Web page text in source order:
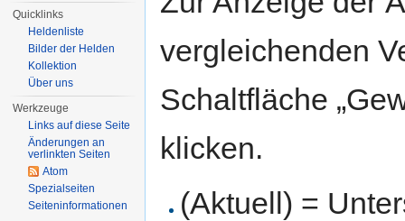
vergleichenden
Schaltfläche
klicken.
(Aktuell) =
Quicklinks
Heldenliste
Bilder der Helden
Kollektion
Über uns
Werkzeuge
Links auf diese Seite
Änderungen an
verlinkten Seiten
Atom
Spezialseiten
Seiten­informationen